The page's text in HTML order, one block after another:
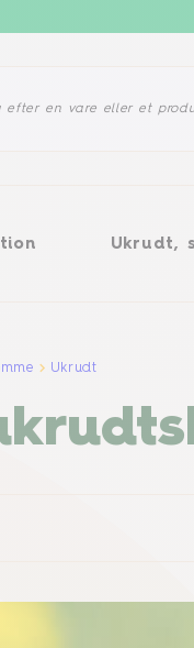
Ukrudt,
Ukrudt, skadedyr
Ukrudt